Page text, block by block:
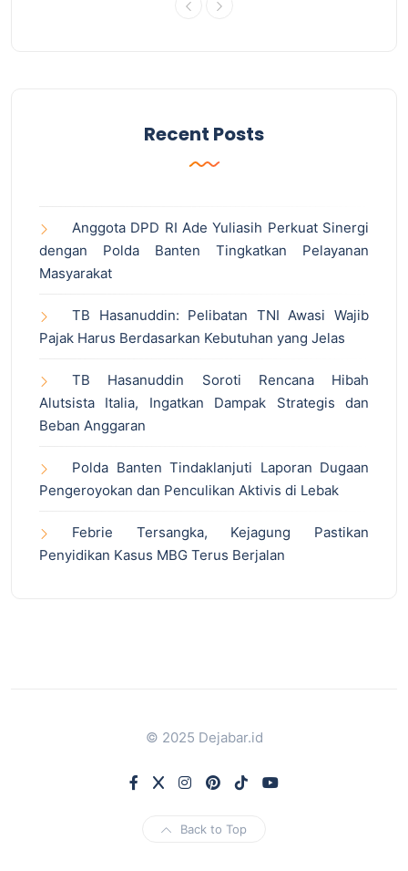
Recent Posts
Anggota DPD RI Ade Yuliasih Perkuat Sinergi
dengan Polda Banten Tingkatkan Pelayanan
Masyarakat
TB Hasanuddin: Pelibatan TNI Awasi Wajib
Pajak Harus Berdasarkan Kebutuhan yang Jelas
TB Hasanuddin Soroti Rencana Hibah
Alutsista Italia, Ingatkan Dampak Strategis dan
Beban Anggaran
Polda Banten Tindaklanjuti Laporan Dugaan
Pengeroyokan dan Penculikan Aktivis di Lebak
Febrie Tersangka, Kejagung Pastikan
Penyidikan Kasus MBG Terus Berjalan
© 2025 Dejabar.id
Back to Top